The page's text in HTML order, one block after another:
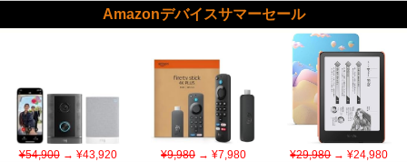
Amazonデバイスサマーセール
¥54,900→ ¥43,920 ¥9,980→ ¥7,980 ¥29,980→ ¥24,980